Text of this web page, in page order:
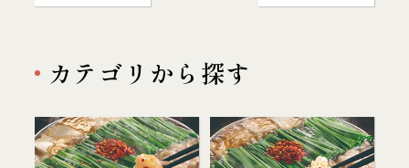
カテゴリから探す